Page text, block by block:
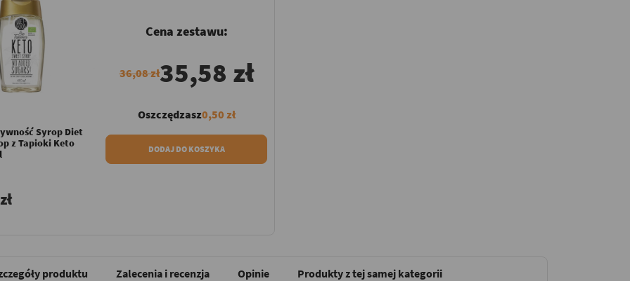
Syrop Diet
z Tapioki Keto
Cena zestawu:
36,08 zł35,58 zł
Oszczędzasz0,50 zł
DODAJ DO KOSZYKA
produktu Zalecenia i recenzja Opinie Produkty z tej samej kategorii